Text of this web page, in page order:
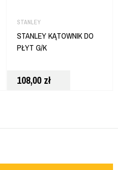
STANLEY
STANLEY KĄTOWNIK DO
PŁYT G/K
108,00 zł